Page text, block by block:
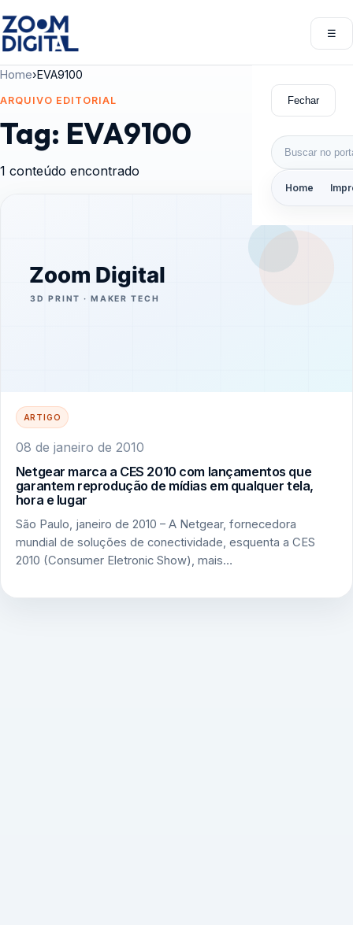
☰
Fechar
Buscar por:
Home
Home›EVA9100
ARQUIVO EDITORIAL
Tag: EVA9100
1 conteúdo encontrado
ARTIGO
08 de janeiro de 2010
Netgear marca a CES 2010 com lançamentos que
garantem reprodução de mídias em qualquer tela,
hora e lugar
São Paulo, janeiro de 2010 – A Netgear, fornecedora
mundial de soluções de conectividade, esquenta a CES
2010 (Consumer Eletronic Show), mais…